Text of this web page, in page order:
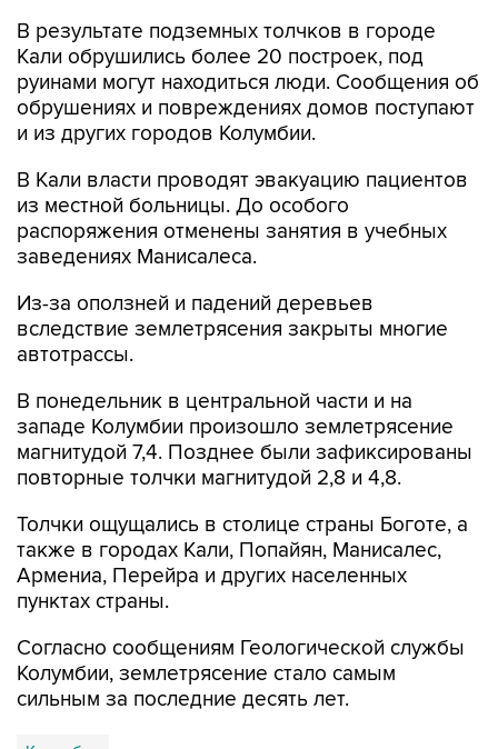
В результате подземных толчков в городе
Кали обрушились более 20 построек, под
руинами могут находиться люди. Сообщения об
обрушениях и повреждениях домов поступают
и из других городов Колумбии.
В Кали власти проводят эвакуацию пациентов
из местной больницы. До особого
распоряжения отменены занятия в учебных
заведениях Манисалеса.
Из-за оползней и падений деревьев
вследствие землетрясения закрыты многие
автотрассы.
В понедельник в центральной части и на
западе Колумбии произошло землетрясение
магнитудой 7,4. Позднее были зафиксированы
повторные толчки магнитудой 2,8 и 4,8.
Толчки ощущались в столице страны Боготе, а
также в городах Кали, Попайян, Манисалес,
Армениа, Перейра и других населенных
пунктах страны.
Согласно сообщениям Геологической службы
Колумбии, землетрясение стало самым
сильным за последние десять лет.